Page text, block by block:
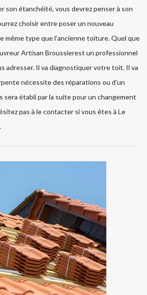
son étanchéité, vous devrez penser à son
choisir entre poser un nouveau
même type que l’ancienne toiture. Quel que
Artisan Broussierest un professionnel
adresser. Il va diagnostiquer votre toit. Il va
nécessite des réparations ou d’un
sera établi par la suite pour un changement
pas à le contacter si vous êtes à Le